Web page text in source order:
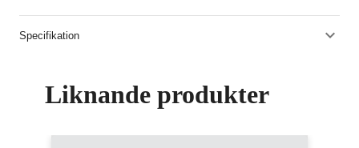
Specifikation
Liknande produkter